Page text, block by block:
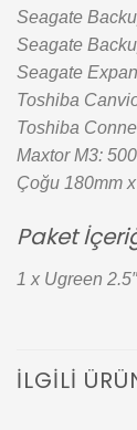
Seagate
Seagate
Seagate
Toshiba
Toshiba
Maxtor M3:
Çoğu 180mm
Paket
1 x Ugreen
İLGILI